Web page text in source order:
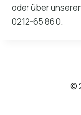
oder über
0212-65 86 0.
©